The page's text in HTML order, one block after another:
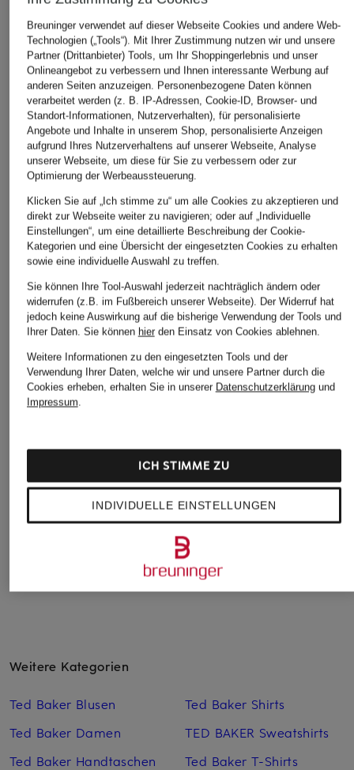
99,99 €
84,99 €
Ursprünglich:199,95 €
29 € 99,99 €
Bestpreis:
Ursprünglich:199,95 €
Weitere Kategorien
Ted Baker Blusen
Ted Baker Damen
Ted Baker Handtaschen
Ted Baker Shirts
TED BAKER Sweatshirts
Ted Baker T-Shirts
Breuninger verwendet auf dieser Webseite Cookies und andere Web-
Technologien („Tools“). Mit Ihrer Zustimmung nutzen wir und unsere
Partner (Drittanbieter) Tools, um Ihr Shoppingerlebnis und unser
Onlineangebot zu verbessern und Ihnen interessante Werbung auf
anderen Seiten anzuzeigen. Personenbezogene Daten können
verarbeitet werden (z. B. IP-Adressen, Cookie-ID, Browser- und
Standort-Informationen, Nutzerverhalten), für personalisierte
Angebote und Inhalte in unserem Shop, personalisierte Anzeigen
aufgrund Ihres Nutzerverhaltens auf unserer Webseite, Analyse
unserer Webseite, um diese für Sie zu verbessern oder zur
Optimierung der Werbeaussteuerung.
Klicken Sie auf „Ich stimme zu“ um alle Cookies zu akzeptieren und
direkt zur Webseite weiter zu navigieren; oder auf „Individuelle
Einstellungen“, um eine detaillierte Beschreibung der Cookie-
Kategorien und eine Übersicht der eingesetzten Cookies zu erhalten
sowie eine individuelle Auswahl zu treffen.
Sie können Ihre Tool-Auswahl jederzeit nachträglich ändern oder
widerrufen (z.B. im Fußbereich unserer Webseite). Der Widerruf hat
jedoch keine Auswirkung auf die bisherige Verwendung der Tools und
Ihrer Daten. Sie können hierden Einsatz von Cookies ablehnen.
Weitere Informationen zu den eingesetzten Tools und der
Verwendung Ihrer Daten, welche wir und unsere Partner durch die
Cookies erheben, erhalten Sie in unserer Datenschutzerklärungund
Impressum.
INDIVIDUELLE EINSTELLUNGEN
ICH STIMME ZU